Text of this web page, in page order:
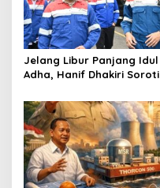
a
t
i
n
Jelang Libur Panjang Idul
Adha, Hanif Dhakiri Soroti
BBM Bersubsidi